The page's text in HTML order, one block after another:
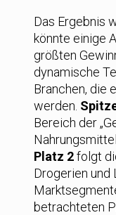
Das Ergebnis
könnte einige
größten
dynamische
Branchen, die
werden.
Bereich der
Platz 2folgt
Drogerien und
betrachteten